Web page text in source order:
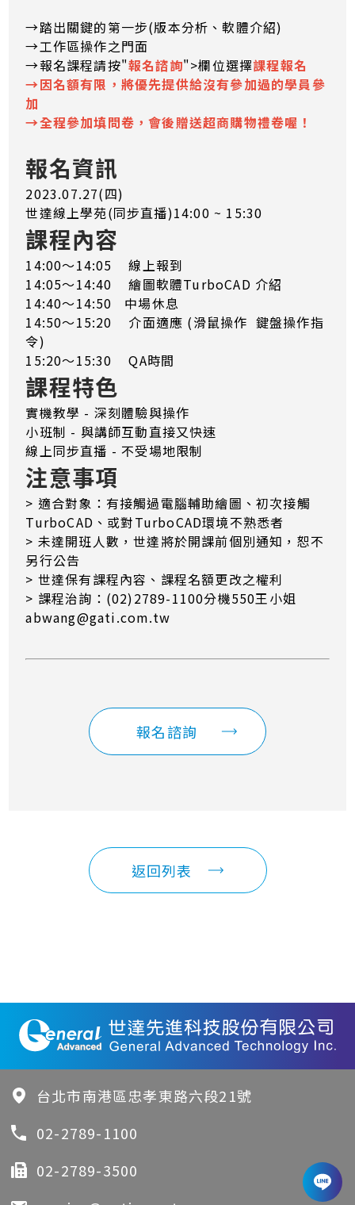
→踏出關鍵的第一步(版本分析、軟體介紹)
→工作區操作之門面
→報名課程請按"報名諮詢">欄位選擇課程報名
→因名額有限，將優先提供給沒有參加過的學員參
加
→全程參加填問卷，會後贈送超商購物禮卷喔！
報名資訊
2023.07.27(四)
世達線上學苑(同步直播)14:00 ~ 15:30
課程內容
14:00～14:05 線上報到
14:05～14:40 繪圖軟體TurboCAD 介紹
14:40～14:50 中場休息
14:50～15:20 介面適應 (滑鼠操作 鍵盤操作指
令)
15:20～15:30 QA時間
課程特色
實機教學 - 深刻體驗與操作
小班制 - 與講師互動直接又快速
線上同步直播 - 不受場地限制
注意事項
> 適合對象：有接觸過電腦輔助繪圖、初次接觸
TurboCAD、或對TurboCAD環境不熟悉者
> 未達開班人數，世達將於開課前個別通知，恕不
另行公告
> 世達保有課程內容、課程名額更改之權利
> 課程治詢：(02)2789-1100分機550王小姐
abwang@gati.com.tw
報名諮詢
返回列表
台北市南港區忠孝東路六段21號
02-2789-1100
02-2789-3500